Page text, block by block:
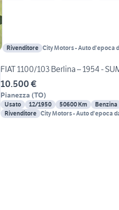
Rivenditore City Motors - Auto d'epoca
FIAT 1100/103 Berlina – 1954 -
10.500 €
Pianezza (TO)
Usato 12/1950 50600 Km Benzina
Rivenditore City Motors - Auto d'epoca